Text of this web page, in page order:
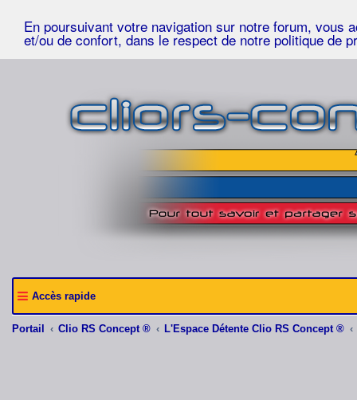
En poursuivant votre navigation sur notre forum, vous
et/ou de confort, dans le respect de notre politique de
Accès rapide
Portail Clio RS Concept ® L'Espace Détente Clio RS Concept ®